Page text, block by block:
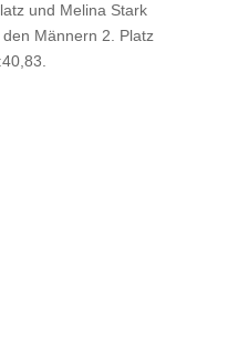
und Melina Stark
Männern 2. Platz